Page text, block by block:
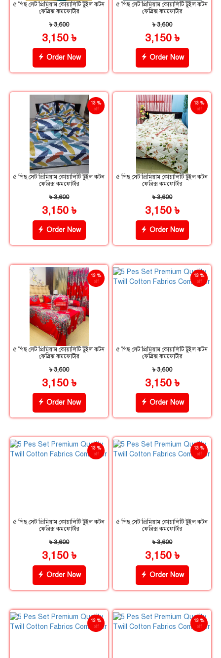
৫ পিছ সেট প্রিমিয়াম কোয়ালিটি টুইল কটন
ফেব্রিক্স কমফোর্টার
৳ 3,600
3,150 ৳
Order Now
৫ পিছ সেট প্রিমিয়াম কোয়ালিটি টুইল কটন
ফেব্রিক্স কমফোর্টার
৳ 3,600
3,150 ৳
Order Now
13 %
off
৫ পিছ সেট প্রিমিয়াম কোয়ালিটি টুইল কটন
ফেব্রিক্স কমফোর্টার
৳ 3,600
3,150 ৳
Order Now
13 %
off
৫ পিছ সেট প্রিমিয়াম কোয়ালিটি টুইল কটন
ফেব্রিক্স কমফোর্টার
৳ 3,600
3,150 ৳
Order Now
13 %
off
৫ পিছ সেট প্রিমিয়াম কোয়ালিটি টুইল কটন
ফেব্রিক্স কমফোর্টার
৳ 3,600
3,150 ৳
Order Now
13 %
off
৫ পিছ সেট প্রিমিয়াম কোয়ালিটি টুইল কটন
ফেব্রিক্স কমফোর্টার
৳ 3,600
3,150 ৳
Order Now
13 %
off
৫ পিছ সেট প্রিমিয়াম কোয়ালিটি টুইল কটন
ফেব্রিক্স কমফোর্টার
৳ 3,600
3,150 ৳
Order Now
13 %
off
৫ পিছ সেট প্রিমিয়াম কোয়ালিটি টুইল কটন
ফেব্রিক্স কমফোর্টার
৳ 3,600
3,150 ৳
Order Now
13 %
off
13 %
off